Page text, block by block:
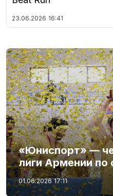
23.06.2026 16:41
«Юниспорт» —
лиги Армении по
01.06.2026 17:11